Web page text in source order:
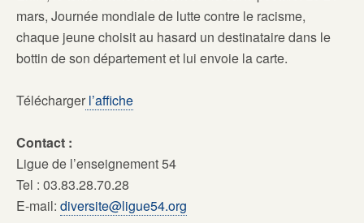
mars, Journée mondiale de lutte contre le racisme,
chaque jeune choisit au hasard un destinataire dans le
bottin de son département et lui envoie la carte.
Télécharger l’affiche
Contact :
Ligue de l’enseignement 54
Tel : 03.83.28.70.28
E-mail: diversite@ligue54.org